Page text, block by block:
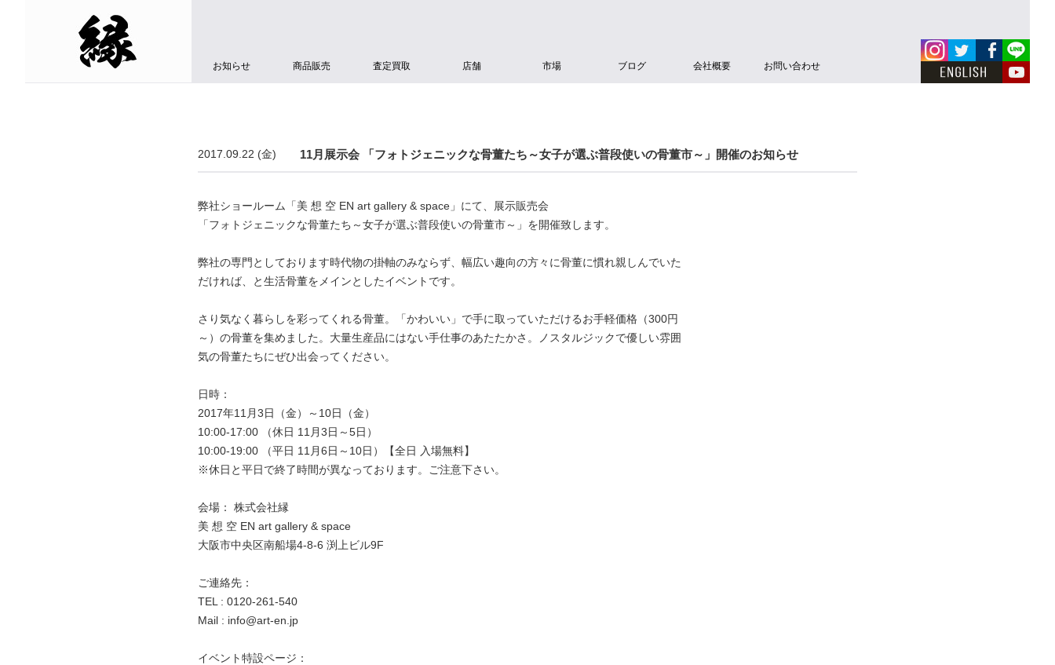
お知らせ 商品販売 査定買取 店舗 市場 ブログ 会社概要 お問い合わせ
2017.09.22 (金) 11月展示会 「フォトジェニックな骨董たち～女子が選ぶ普段使いの骨董市～」開催のお知らせ
弊社ショールーム「美 想 空 EN art gallery & space」にて、展示販売会
「フォトジェニックな骨董たち～女子が選ぶ普段使いの骨董市～」を開催致します。
弊社の専門としております時代物の掛軸のみならず、幅広い趣向の方々に骨董に慣れ親しんでいた
だければ、と生活骨董をメインとしたイベントです。
さり気なく暮らしを彩ってくれる骨董。「かわいい」で手に取っていただけるお手軽価格（300円
～）の骨董を集めました。大量生産品にはない手仕事のあたたかさ。ノスタルジックで優しい雰囲
気の骨董たちにぜひ出会ってください。
日時：
2017年11月3日（金）～10日（金）
10:00-17:00 （休日 11月3日～5日）
10:00-19:00 （平日 11月6日～10日）【全日 入場無料】
※休日と平日で終了時間が異なっております。ご注意下さい。
会場： 株式会社縁
美 想 空 EN art gallery & space
大阪市中央区南船場4-8-6 渕上ビル9F
ご連絡先：
TEL : 0120-261-540
Mail : info@art-en.jp
イベント特設ページ：